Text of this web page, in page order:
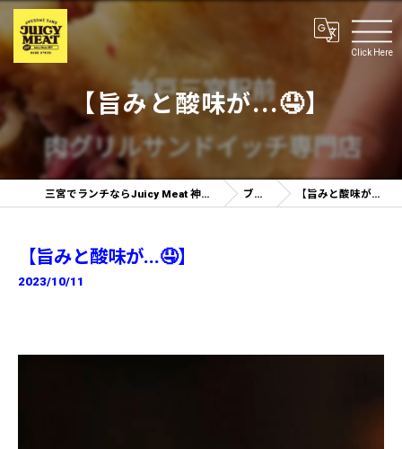
Click Here
【旨みと酸味が...🤤】
三宮でランチならJuicy Meat 神戸三ノ宮店 ブログ 【旨みと酸味が...🤤】
【旨みと酸味が...🤤】
2023/10/11